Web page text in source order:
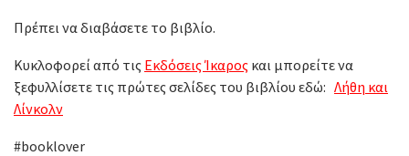
Πρέπει να διαβάσετε το βιβλίο.
Κυκλοφορεί από τις Εκδόσεις Ίκαρος και μπορείτε να
ξεφυλλίσετε τις πρώτες σελίδες του βιβλίου εδώ: Λήθη και
Λίνκολν
#booklover